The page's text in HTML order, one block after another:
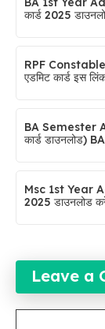
कार्ड 2025
RPF Constable
एडमिट कार्ड इस
BA Semester
कार्ड डाउनलोड)
Msc 1st Year
2025 डाउनलोड
Leave a